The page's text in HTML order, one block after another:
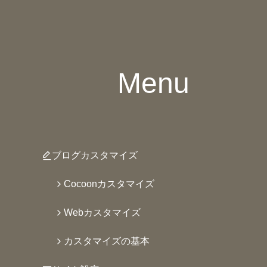
Menu
ブログカスタマイズ
Cocoonカスタマイズ
Webカスタマイズ
カスタマイズの基本